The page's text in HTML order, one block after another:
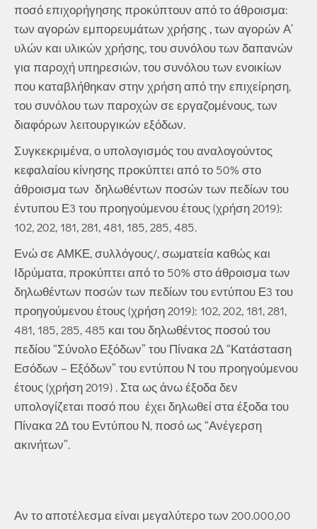
ποσό επιχορήγησης προκύπτουν από το άθροισμα:
των αγορών εμπορευμάτων χρήσης , των αγορών Α’
υλών και υλικών χρήσης, του συνόλου των δαπανών
για παροχή υπηρεσιών, του συνόλου των ενοικίων
που καταβλήθηκαν στην χρήση από την επιχείρηση,
του συνόλου των παροχών σε εργαζομένους, των
διαφόρων λειτουργικών εξόδων.
Συγκεκριμένα, ο υπολογισμός του αναλογούντος
κεφαλαίου κίνησης προκύπτει από το 50% στο
άθροισμα των δηλωθέντων ποσών των πεδίων του
έντυπου Ε3 του προηγούμενου έτους (χρήση 2019):
102, 202, 181, 281, 481, 185, 285, 485.
Ενώ σε ΑΜΚΕ, συλλόγους/, σωματεία καθώς και
Ιδρύματα, προκύπτει από το 50% στο άθροισμα των
δηλωθέντων ποσών των πεδίων του εντύπου Ε3 του
προηγούμενου έτους (χρήση 2019): 102, 202, 181, 281,
481, 185, 285, 485 και του δηλωθέντος ποσού του
πεδίου “Σύνολο Εξόδων” του Πίνακα 2Δ “Κατάσταση
Εσόδων – Εξόδων” του εντύπου Ν του προηγούμενου
έτους (χρήση 2019) . Στα ως άνω έξοδα δεν
υπολογίζεται ποσό που έχει δηλωθεί στα έξοδα του
Πίνακα 2Δ του Εντύπου Ν, ποσό ως “Ανέγερση
ακινήτων”.
Αν το αποτέλεσμα είναι μεγαλύτερο των 200.000,00